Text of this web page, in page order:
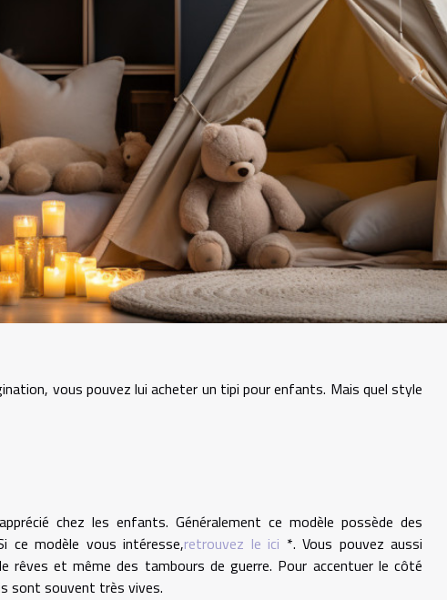
vous pouvez lui acheter un tipi pour enfants. Mais quel style
chez les enfants. Généralement ce modèle possède des
ce modèle vous intéresse,retrouvez le ici *. Vous pouvez aussi
rêves et même des tambours de guerre. Pour accentuer le côté
sont souvent très vives.